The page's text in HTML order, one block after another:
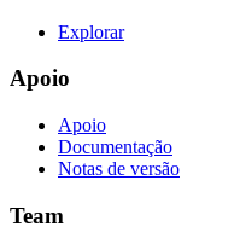
Explorar
Apoio
Apoio
Documentação
Notas de versão
Team